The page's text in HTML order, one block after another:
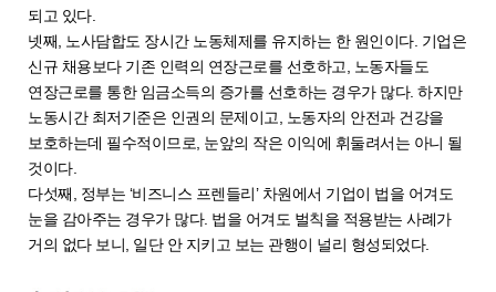
되고 있다.
넷째, 노사담합도 장시간 노동체제를 유지하는 한 원인이다. 기업은
신규 채용보다 기존 인력의 연장근로를 선호하고, 노동자들도
연장근로를 통한 임금소득의 증가를 선호하는 경우가 많다. 하지만
노동시간 최저기준은 인권의 문제이고, 노동자의 안전과 건강을
보호하는데 필수적이므로, 눈앞의 작은 이익에 휘둘려서는 아니 될
것이다.
다섯째, 정부는 ‘비즈니스 프렌들리’ 차원에서 기업이 법을 어겨도
눈을 감아주는 경우가 많다. 법을 어겨도 벌칙을 적용받는 사례가
거의 없다 보니, 일단 안 지키고 보는 관행이 널리 형성되었다.